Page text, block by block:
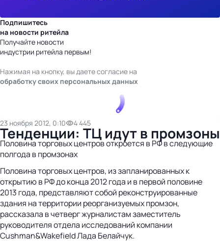
Подпишитесь
на новости ритейла
Получайте новости
индустрии ритейла первым!
Нажимая на кнопку, вы даете согласие на
обработку своих персональных данных
23 ноября 2012, 0:10 4 445
Тенденции: ТЦ идут в промзоны
Половина торговых центров откроется в РФ в следующие
полгода в промзонах
Половина торговых центров, из запланированных к
открытию в РФ до конца 2012 года и в первой половине
2013 года, представляют собой реконструированные
здания на территории реорганизуемых промзон,
рассказала в четверг журналистам заместитель
руководителя отдела исследований компании
Cushman&Wakefield Лада Белайчук.